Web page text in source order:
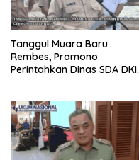
Tanggul Muara Baru
Rembes, Pramono
Perintahkan Dinas SDA DKI